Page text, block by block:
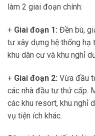
làm 2 giai đoạn chính:
+ Giai đoạn 1: Đền bù,
tư xây dựng hệ thống hạ
khu dân cư và khu nghỉ
+ Giai đoạn 2: Vừa đầu
các nhà đầu tư thứ cấp.
các khu resort, khu nghỉ
vụ tiện ích khác.